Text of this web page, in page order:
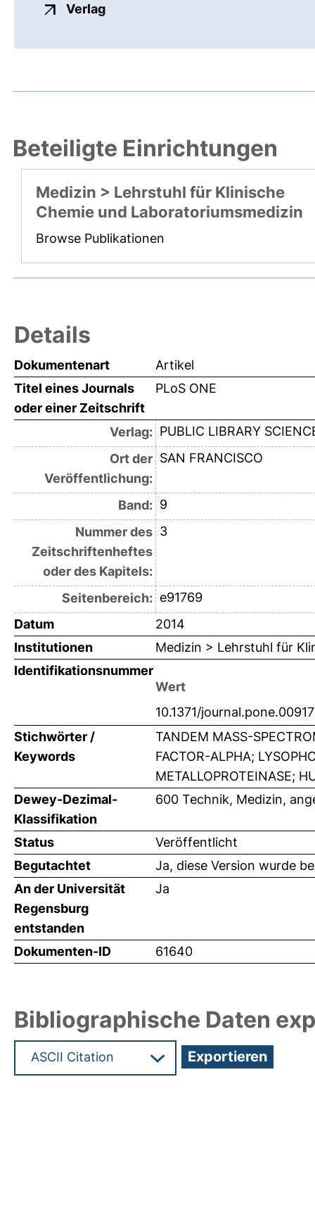
Verlagexterner Link, öffnet neues
Beteiligte Einrichtungen
Medizin > Lehrstuhl für Klinische
Chemie und Laboratoriumsmedizin
Browse Publikationen
Details
Dokumentenart
Artikel
Titel eines Journals
oder einer Zeitschrift
PLoS ONE
Verlag: PUBLIC LIBRARY
Ort der
Veröffentlichung:
SAN FRANCISCO
Band: 9
Nummer des
Zeitschriftenheftes
oder des Kapitels:
3
Seitenbereich: e91769
Datum
2014
Institutionen
Medizin > Lehrstuhl für
Identifikationsnummer
Wert
10.1371/
Stichwörter /
Keywords
TANDEM MASS-
FACTOR-ALPHA;
METALLOPROTEINASE;
Dewey-Dezimal-
Klassifikation
600 Technik, Medizin,
Status
Veröffentlicht
Begutachtet
Ja, diese Version wurde
An der Universität
Regensburg
entstanden
Ja
Dokumenten-ID 61640
Bibliographische Daten